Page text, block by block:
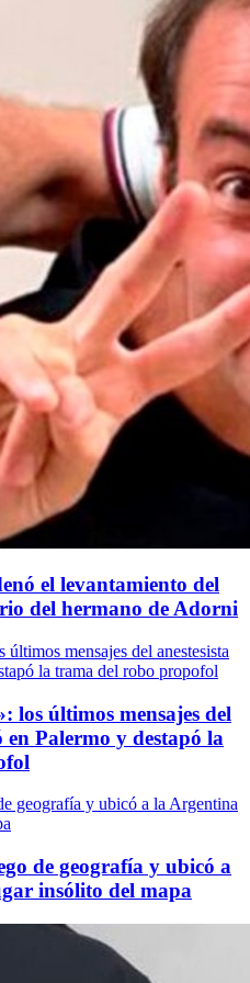
el levantamiento del
del hermano de Adorni
los últimos mensajes del
en Palermo y destapó la
de geografía y ubicó a
insólito del mapa